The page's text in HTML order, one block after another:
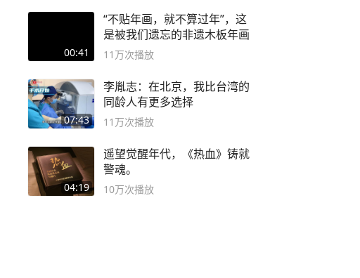
00:41
“不贴年画，就不算过年”，这
是被我们遗忘的非遗木板年画
11万次播放
07:43
李胤志：在北京，我比台湾的
同龄人有更多选择
11万次播放
04:19
遥望觉醒年代，《热血》铸就
警魂。
10万次播放